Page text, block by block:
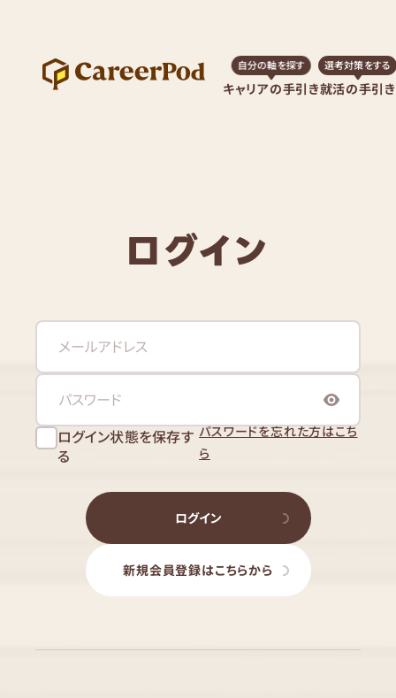
キャリアの手引き
自分の軸を探す
就活の手引き
選考対策をする
ログイン
ログイン状態を保存す
る
パスワードを忘れた方はこち
ら
ログイン
新規会員登録はこちらから